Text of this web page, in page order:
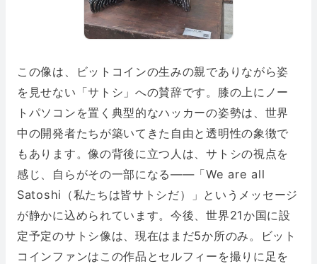
この像は、ビットコインの生みの親でありながら姿
を見せない「サトシ」への賛辞です。膝の上にノー
トパソコンを置く典型的なハッカーの姿勢は、世界
中の開発者たちが築いてきた自由と透明性の象徴で
もあります。像の背後に立つ人は、サトシの視点を
感じ、自らがその一部になる——「We are all
Satoshi（私たちは皆サトシだ）」というメッセージ
が静かに込められています。今後、世界21か国に設
定予定のサトシ像は、現在はまだ5か所のみ。ビット
コインファンはこの作品とセルフィーを撮りに足を